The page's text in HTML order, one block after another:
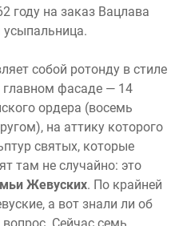
году на заказ Вацлава
усыпальница.
собой ротонду в стиле
главном фасаде — 14
ордера (восемь
на аттику которого
святых, которые
там не случайно: это
Жевуских. По крайней
а вот знали ли об